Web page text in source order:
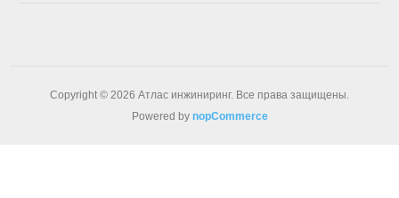
Copyright © 2026 Атлас инжиниринг. Все права защищены.
Powered by nopCommerce